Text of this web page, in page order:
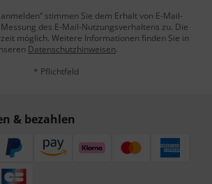
stimmen Sie dem Erhalt von E-Mail-
des E-Mail-Nutzungsverhaltens zu. Die
möglich. Weitere Informationen finden Sie in
Datenschutzhinweisen.
* Pflichtfeld
& bezahlen